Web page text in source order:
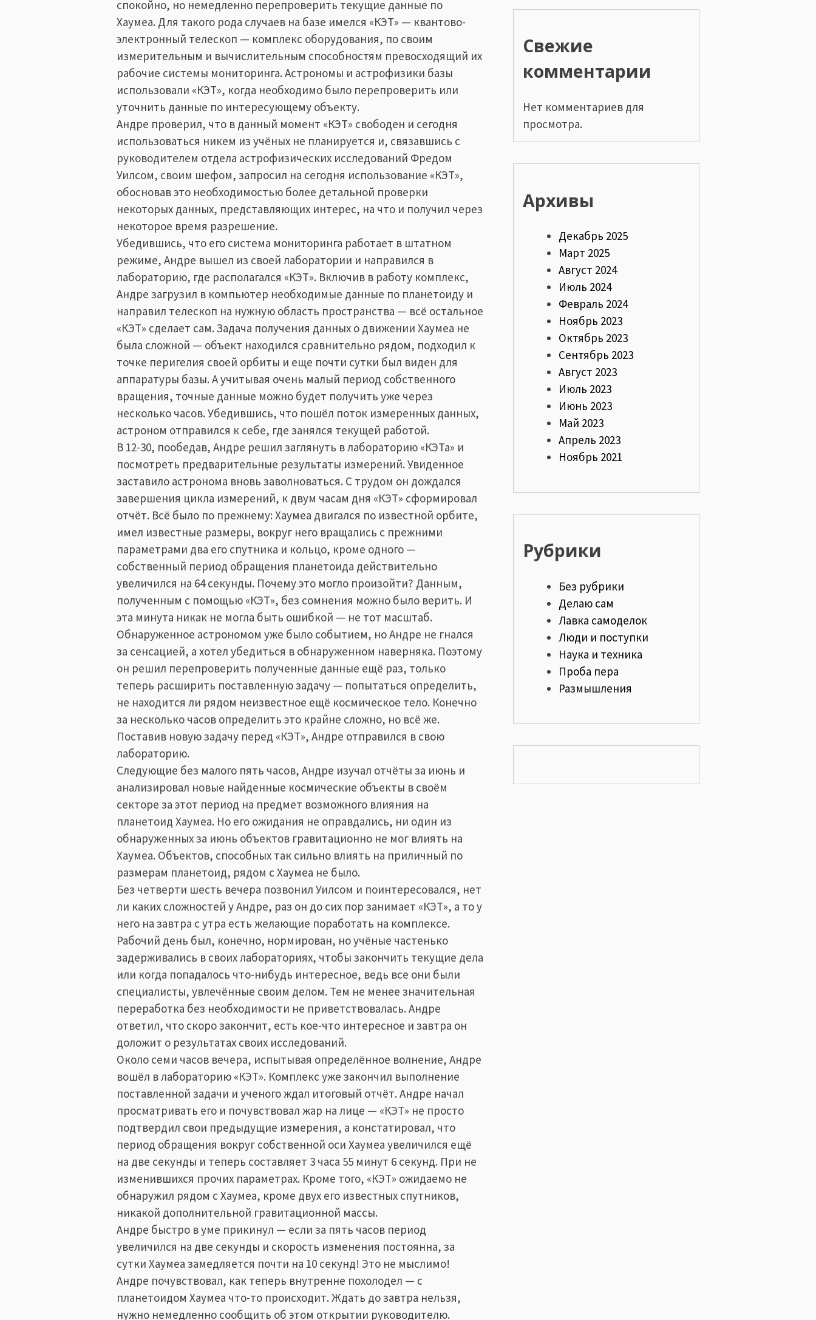
спокойно, но немедленно перепроверить текущие данные по
Хаумеа. Для такого рода случаев на базе имелся «КЭТ» — квантово-
электронный телескоп — комплекс оборудования, по своим
измерительным и вычислительным способностям превосходящий их
рабочие системы мониторинга. Астрономы и астрофизики базы
использовали «КЭТ», когда необходимо было перепроверить или
уточнить данные по интересующему объекту.
Андре проверил, что в данный момент «КЭТ» свободен и сегодня
использоваться никем из учёных не планируется и, связавшись с
руководителем отдела астрофизических исследований Фредом
Уилсом, своим шефом, запросил на сегодня использование «КЭТ»,
обосновав это необходимостью более детальной проверки
некоторых данных, представляющих интерес, на что и получил через
некоторое время разрешение.
Убедившись, что его система мониторинга работает в штатном
режиме, Андре вышел из своей лаборатории и направился в
лабораторию, где располагался «КЭТ». Включив в работу комплекс,
Андре загрузил в компьютер необходимые данные по планетоиду и
направил телескоп на нужную область пространства — всё остальное
«КЭТ» сделает сам. Задача получения данных о движении Хаумеа не
была сложной — объект находился сравнительно рядом, подходил к
точке перигелия своей орбиты и еще почти сутки был виден для
аппаратуры базы. А учитывая очень малый период собственного
вращения, точные данные можно будет получить уже через
несколько часов. Убедившись, что пошёл поток измеренных данных,
астроном отправился к себе, где занялся текущей работой.
В 12-30, пообедав, Андре решил заглянуть в лабораторию «КЭТа» и
посмотреть предварительные результаты измерений. Увиденное
заставило астронома вновь заволноваться. С трудом он дождался
завершения цикла измерений, к двум часам дня «КЭТ» сформировал
отчёт. Всё было по прежнему: Хаумеа двигался по известной орбите,
имел известные размеры, вокруг него вращались с прежними
параметрами два его спутника и кольцо, кроме одного —
собственный период обращения планетоида действительно
увеличился на 64 секунды. Почему это могло произойти? Данным,
полученным с помощью «КЭТ», без сомнения можно было верить. И
эта минута никак не могла быть ошибкой — не тот масштаб.
Обнаруженное астрономом уже было событием, но Андре не гнался
за сенсацией, а хотел убедиться в обнаруженном наверняка. Поэтому
он решил перепроверить полученные данные ещё раз, только
теперь расширить поставленную задачу — попытаться определить,
не находится ли рядом неизвестное ещё космическое тело. Конечно
за несколько часов определить это крайне сложно, но всё же.
Поставив новую задачу перед «КЭТ», Андре отправился в свою
лабораторию.
Следующие без малого пять часов, Андре изучал отчёты за июнь и
анализировал новые найденные космические объекты в своём
секторе за этот период на предмет возможного влияния на
планетоид Хаумеа. Но его ожидания не оправдались, ни один из
обнаруженных за июнь объектов гравитационно не мог влиять на
Хаумеа. Объектов, способных так сильно влиять на приличный по
размерам планетоид, рядом с Хаумеа не было.
Без четверти шесть вечера позвонил Уилсом и поинтересовался, нет
ли каких сложностей у Андре, раз он до сих пор занимает «КЭТ», а то у
него на завтра с утра есть желающие поработать на комплексе.
Рабочий день был, конечно, нормирован, но учёные частенько
задерживались в своих лабораториях, чтобы закончить текущие дела
или когда попадалось что-нибудь интересное, ведь все они были
специалисты, увлечённые своим делом. Тем не менее значительная
переработка без необходимости не приветствовалась. Андре
ответил, что скоро закончит, есть кое-что интересное и завтра он
доложит о результатах своих исследований.
Около семи часов вечера, испытывая определённое волнение, Андре
вошёл в лабораторию «КЭТ». Комплекс уже закончил выполнение
поставленной задачи и ученого ждал итоговый отчёт. Андре начал
просматривать его и почувствовал жар на лице — «КЭТ» не просто
подтвердил свои предыдущие измерения, а констатировал, что
период обращения вокруг собственной оси Хаумеа увеличился ещё
на две секунды и теперь составляет 3 часа 55 минут 6 секунд. При не
изменившихся прочих параметрах. Кроме того, «КЭТ» ожидаемо не
обнаружил рядом с Хаумеа, кроме двух его известных спутников,
никакой дополнительной гравитационной массы.
Андре быстро в уме прикинул — если за пять часов период
увеличился на две секунды и скорость изменения постоянна, за
сутки Хаумеа замедляется почти на 10 секунд! Это не мыслимо!
Андре почувствовал, как теперь внутренне похолодел — с
планетоидом Хаумеа что-то происходит. Ждать до завтра нельзя,
нужно немедленно сообщить об этом открытии руководителю.
Свежие
комментарии
Нет комментариев для
просмотра.
Архивы
Декабрь 2025
Март 2025
Август 2024
Июль 2024
Февраль 2024
Ноябрь 2023
Октябрь 2023
Сентябрь 2023
Август 2023
Июль 2023
Июнь 2023
Май 2023
Апрель 2023
Ноябрь 2021
Рубрики
Без рубрики
Делаю сам
Лавка самоделок
Люди и поступки
Наука и техника
Проба пера
Размышления